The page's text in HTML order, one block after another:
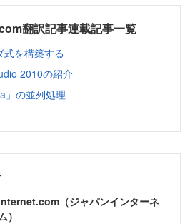
翻訳記事連載記事一覧
を構築する
2010の紹介
」の並列処理
（ジャパンインターネ
）